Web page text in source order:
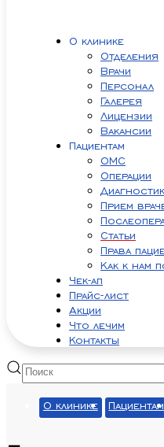
О клинике
Отделения
Врачи
Персонал
Галерея
Лицензии
Вакансии
Пациентам
ОМС
Операции
Прием
Статьи
Права
Как к нам
Чек-ап
Прайс-лист
Акции
Что лечим
Контакты
О клинике Пациентам